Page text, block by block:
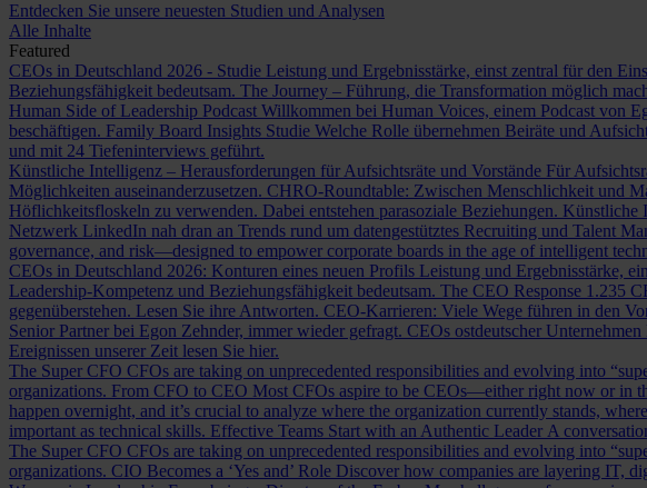
Entdecken Sie unsere neuesten Studien und Analysen
Alle Inhalte
Featured
CEOs in Deutschland 2026 - Studie Leistung und Ergebnisstärke, einst zentral für den
Beziehungsfähigkeit bedeutsam. The Journey – Führung, die Transformation möglich
Human Side of Leadership Podcast Willkommen bei Human Voices, einem Podcast von
beschäftigen. Family Board Insights Studie Welche Rolle übernehmen Beiräte und
und mit 24 Tiefeninterviews geführt.
Künstliche Intelligenz – Herausforderungen für Aufsichtsräte und Vorstände Für
Möglichkeiten auseinanderzusetzen. CHRO-Roundtable: Zwischen Menschlichkeit und
Höflichkeitsfloskeln zu verwenden. Dabei entstehen parasoziale Beziehungen. Künstliche
Netzwerk LinkedIn nah dran an Trends rund um datengestütztes Recruiting und Talent
governance, and risk—designed to empower corporate boards in the age of intelligent
CEOs in Deutschland 2026: Konturen eines neuen Profils Leistung und Ergebnisstärke,
Leadership-Kompetenz und Beziehungsfähigkeit bedeutsam. The CEO Response 1.235
gegenüberstehen. Lesen Sie ihre Antworten. CEO-Karrieren: Viele Wege führen in den
Senior Partner bei Egon Zehnder, immer wieder gefragt. CEOs ostdeutscher Unternehmen
Ereignissen unserer Zeit lesen Sie hier.
The Super CFO CFOs are taking on unprecedented responsibilities and evolving into
organizations. From CFO to CEO Most CFOs aspire to be CEOs—either right now or in
happen overnight, and it’s crucial to analyze where the organization currently stands,
important as technical skills. Effective Teams Start with an Authentic Leader A
The Super CFO CFOs are taking on unprecedented responsibilities and evolving into
organizations. CIO Becomes a ‘Yes and’ Role Discover how companies are layering IT,